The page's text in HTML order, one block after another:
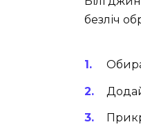
безліч